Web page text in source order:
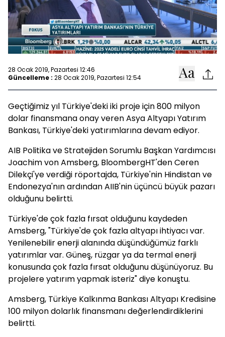
28 Ocak 2019, Pazartesi 12:46
Güncelleme : 28 Ocak 2019, Pazartesi 12:54
Geçtiğimiz yıl Türkiye'deki iki proje için 800 milyon
dolar finansmana onay veren Asya Altyapı Yatırım
Bankası, Türkiye'deki yatırımlarına devam ediyor.
AIB Politika ve Stratejiden Sorumlu Başkan Yardımcısı
Joachim von Amsberg, BloombergHT'den Ceren
Dilekçi'ye verdiği röportajda, Türkiye'nin Hindistan ve
Endonezya'nın ardından AIIB'nin üçüncü büyük pazarı
olduğunu belirtti.
Türkiye'de çok fazla fırsat olduğunu kaydeden
Amsberg, "Türkiye'de çok fazla altyapı ihtiyacı var.
Yenilenebilir enerji alanında düşündüğümüz farklı
yatırımlar var. Güneş, rüzgar ya da termal enerji
konusunda çok fazla fırsat olduğunu düşünüyoruz. Bu
projelere yatırım yapmak isteriz" diye konuştu.
Amsberg, Türkiye Kalkınma Bankası Altyapı Kredisine
100 milyon dolarlık finansmanı değerlendirdiklerini
belirtti.